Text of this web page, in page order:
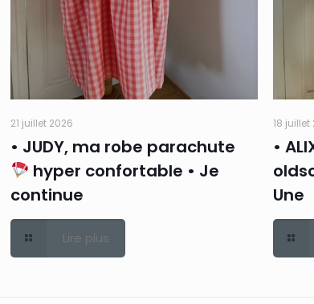
21 juillet 2026
• JUDY, ma robe parachute
hyper confortable • Je
continue
Lire plus
18 juillet
•
Une